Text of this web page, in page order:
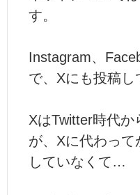
す。
Instagram、
で、Xにも投稿し
XはTwitter時代
が、Xに代わって
していなくて…